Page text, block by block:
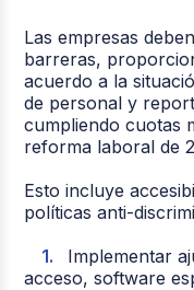
Las empresas
barreras,
acuerdo a la
de personal y
cumpliendo cuotas
reforma laboral de
Esto incluye
políticas anti-
Implementar
acceso, software